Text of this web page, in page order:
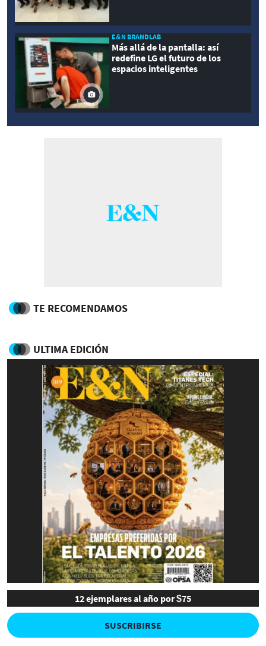
E&N BRANDLAB
Más allá de la pantalla: así
redefine LG el futuro de los
espacios inteligentes
TE RECOMENDAMOS
ULTIMA EDICIÓN
12 ejemplares al año por $75
SUSCRIBIRSE